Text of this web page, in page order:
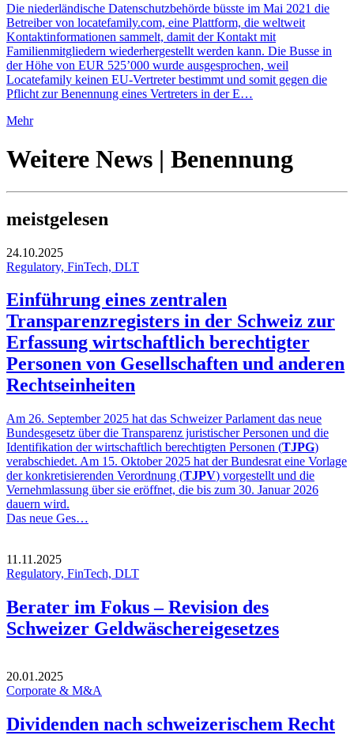
Die niederländische Datenschutzbehörde büsste im Mai 2021 die
Betreiber von locatefamily.com, eine Plattform, die weltweit
Kontaktinformationen sammelt, damit der Kontakt mit
Familienmitgliedern wiederhergestellt werden kann. Die Busse in
der Höhe von EUR 525’000 wurde ausgesprochen, weil
Locatefamily keinen EU-Vertreter bestimmt und somit gegen die
Pflicht zur Benennung eines Vertreters in der E…
Mehr
Weitere News | Benennung
meistgelesen
24.10.2025
Regulatory, FinTech, DLT
Einführung eines zentralen
Transparenzregisters in der Schweiz zur
Erfassung wirtschaftlich berechtigter
Personen von Gesellschaften und anderen
Rechtseinheiten
Am 26. September 2025 hat das Schweizer Parlament das neue
Bundesgesetz über die Transparenz juristischer Personen und die
Identifikation der wirtschaftlich berechtigten Personen (TJPG)
verabschiedet. Am 15. Oktober 2025 hat der Bundesrat eine Vorlage
der konkretisierenden Verordnung (TJPV) vorgestellt und die
Vernehmlassung über sie eröffnet, die bis zum 30. Januar 2026
dauern wird.
Das neue Ges…
11.11.2025
Regulatory, FinTech, DLT
Berater im Fokus – Revision des
Schweizer Geldwäschereigesetzes
20.01.2025
Corporate & M&A
Dividenden nach schweizerischem Recht